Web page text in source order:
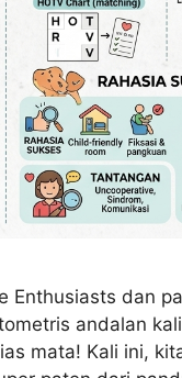
Enthusiasts dan
andalan
mata! Kali ini,